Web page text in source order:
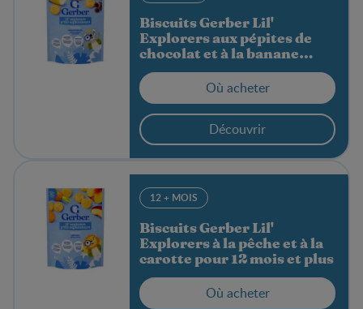
Biscuits Gerber Lil'
Explorers aux pépites de
chocolat et à la banane
pour 12 mois et plus
Où acheter
Découvrir
12 + MOIS
Biscuits Gerber Lil'
Explorers à la pêche et à la
carotte pour 12 mois et plus
Où acheter